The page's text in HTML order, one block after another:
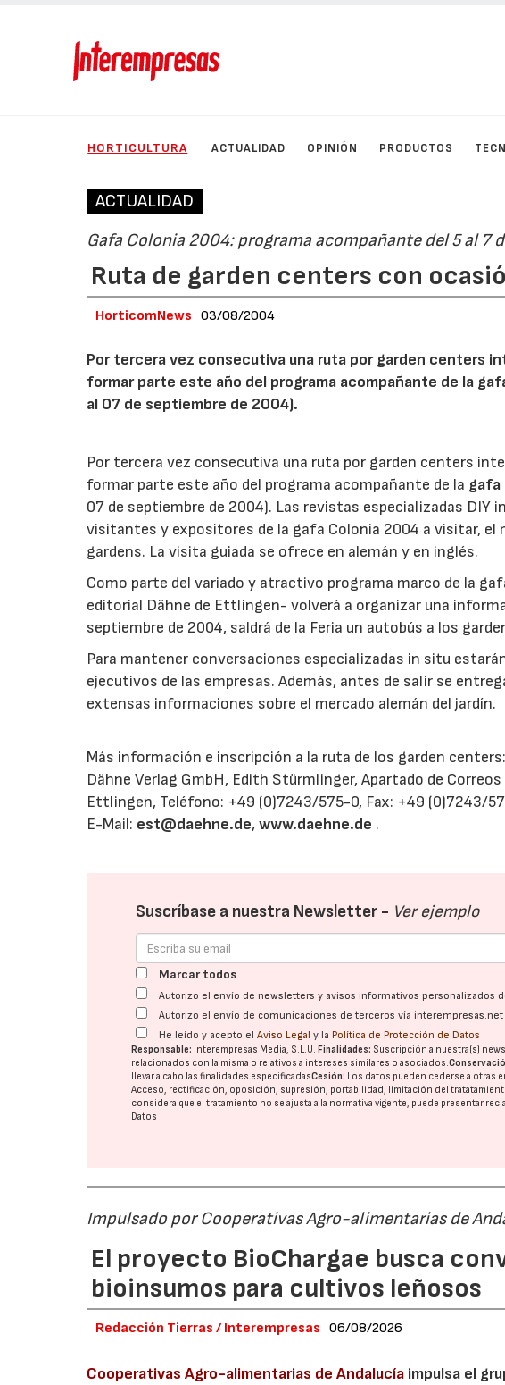
HORTICULTURA ACTUALIDAD OPINIÓN PRODUCTOS
ACTUALIDAD
Gafa Colonia 2004: programa acompañante del 5 al 7
Ruta de garden centers con
HorticomNews 03/08/2004
Por tercera vez consecutiva una ruta por garden centers
formar parte este año del programa acompañante de la
al 07 de septiembre de 2004).
Por tercera vez consecutiva una ruta por garden centers
formar parte este año del programa acompañante de la gafa
07 de septiembre de 2004). Las revistas especializadas DIY
visitantes y expositores de la gafa Colonia 2004 a visitar,
gardens. La visita guiada se ofrece en alemán y en inglés.
Como parte del variado y atractivo programa marco de la
editorial Dähne de Ettlingen- volverá a organizar una
septiembre de 2004, saldrá de la Feria un autobús a los
Para mantener conversaciones especializadas in situ
ejecutivos de las empresas. Además, antes de salir se
extensas informaciones sobre el mercado alemán del jardín.
Más información e inscripción a la ruta de los garden centers:
Dähne Verlag GmbH, Edith Stürmlinger, Apartado de
Ettlingen, Teléfono: +49 (0)7243/575-0, Fax: +49 (0)7243/
E-Mail: est@daehne.de,www.daehne.de .
Suscríbase a nuestra Newsletter - Ver ejemplo
Marcar todos
Autorizo el envío de newsletters y avisos informativos personalizados
Autorizo el envío de comunicaciones de terceros vía interempresas.net
He leído y acepto elAviso Legal y la Política de Protección de Datos
Responsable: Interempresas Media, S.L.U. Finalidades: Suscripción a nuestra(s)
relacionados con la misma o relativos a intereses similares o asociados.
llevar a cabo las finalidades especificadasCesión: Los datos pueden cederse a otras
Acceso, rectificación, oposición, supresión, portabilidad, limitación del
considera que el tratamiento no se ajusta a la normativa vigente, puede presentar
Datos
Impulsado por Cooperativas Agro-alimentarias de
El proyecto BioChargae busca
bioinsumos para cultivos leñosos
Redacción Tierras / Interempresas 06/08/2026
Cooperativas Agro-alimentarias de Andalucía impulsa el